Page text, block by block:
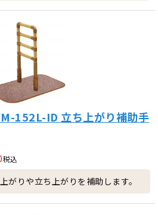
152L-ID 立ち上がり補助手
税込
がりや立ち上がりを補助します。